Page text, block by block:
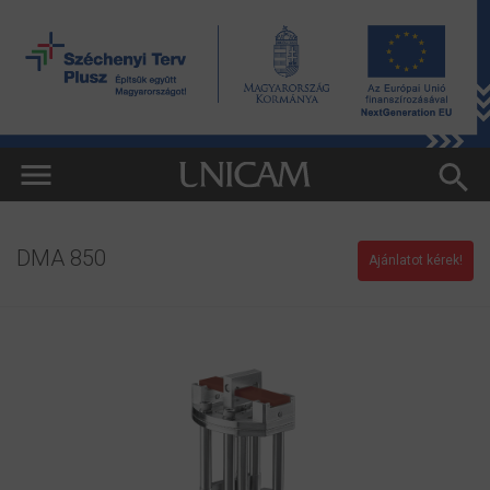
DMA 850 Ajánlatot kérek!